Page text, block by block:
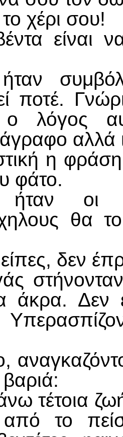
χέρι σου!
είναι
ποτέ.
λόγος
αλλά
η
φάτο.
οι
θα
δεν
άκρα. Δεν
τέτοια
το